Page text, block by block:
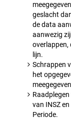
geslacht
de data
aanwezig
overlappen,
lijn.
Schrappen
het
van INSZ
Periode.